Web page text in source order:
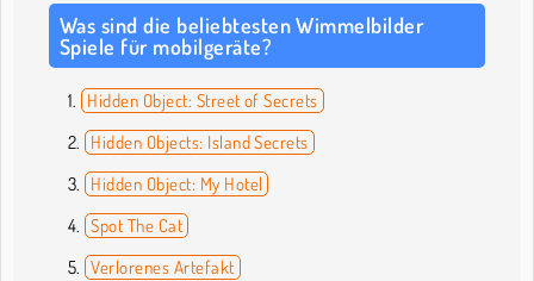
Was sind die beliebtesten Wimmelbilder
Spiele für mobilgeräte?
Hidden Object: Street of Secrets
Hidden Objects: Island Secrets
Hidden Object: My Hotel
Spot The Cat
Verlorenes Artefakt